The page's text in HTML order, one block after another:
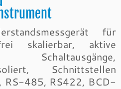
für
skalierbar, aktive
Schaltausgänge,
Schnittstellen
485, RS422, BCD-